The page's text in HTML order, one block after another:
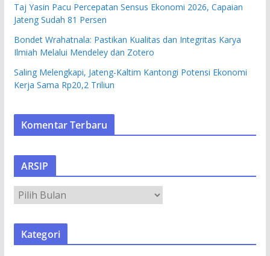
Taj Yasin Pacu Percepatan Sensus Ekonomi 2026, Capaian
Jateng Sudah 81 Persen
Bondet Wrahatnala: Pastikan Kualitas dan Integritas Karya
Ilmiah Melalui Mendeley dan Zotero
Saling Melengkapi, Jateng-Kaltim Kantongi Potensi Ekonomi
Kerja Sama Rp20,2 Triliun
Komentar Terbaru
ARSIP
R
S
Kategori